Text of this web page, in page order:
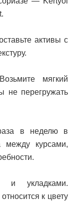
активы с
мягкий
не перегружать
в неделю в
между курсами,
и укладками.
к цвету